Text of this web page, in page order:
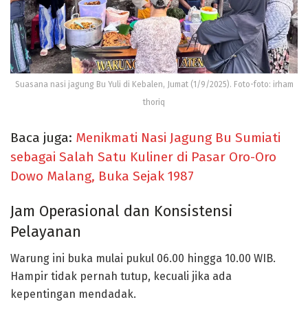
Suasana nasi jagung Bu Yuli di Kebalen, Jumat (1/9/2025). Foto-foto: irham
thoriq
Baca juga: Menikmati Nasi Jagung Bu Sumiati
sebagai Salah Satu Kuliner di Pasar Oro-Oro
Dowo Malang, Buka Sejak 1987
Jam Operasional dan Konsistensi
Pelayanan
Warung ini buka mulai pukul 06.00 hingga 10.00 WIB.
Hampir tidak pernah tutup, kecuali jika ada
kepentingan mendadak.